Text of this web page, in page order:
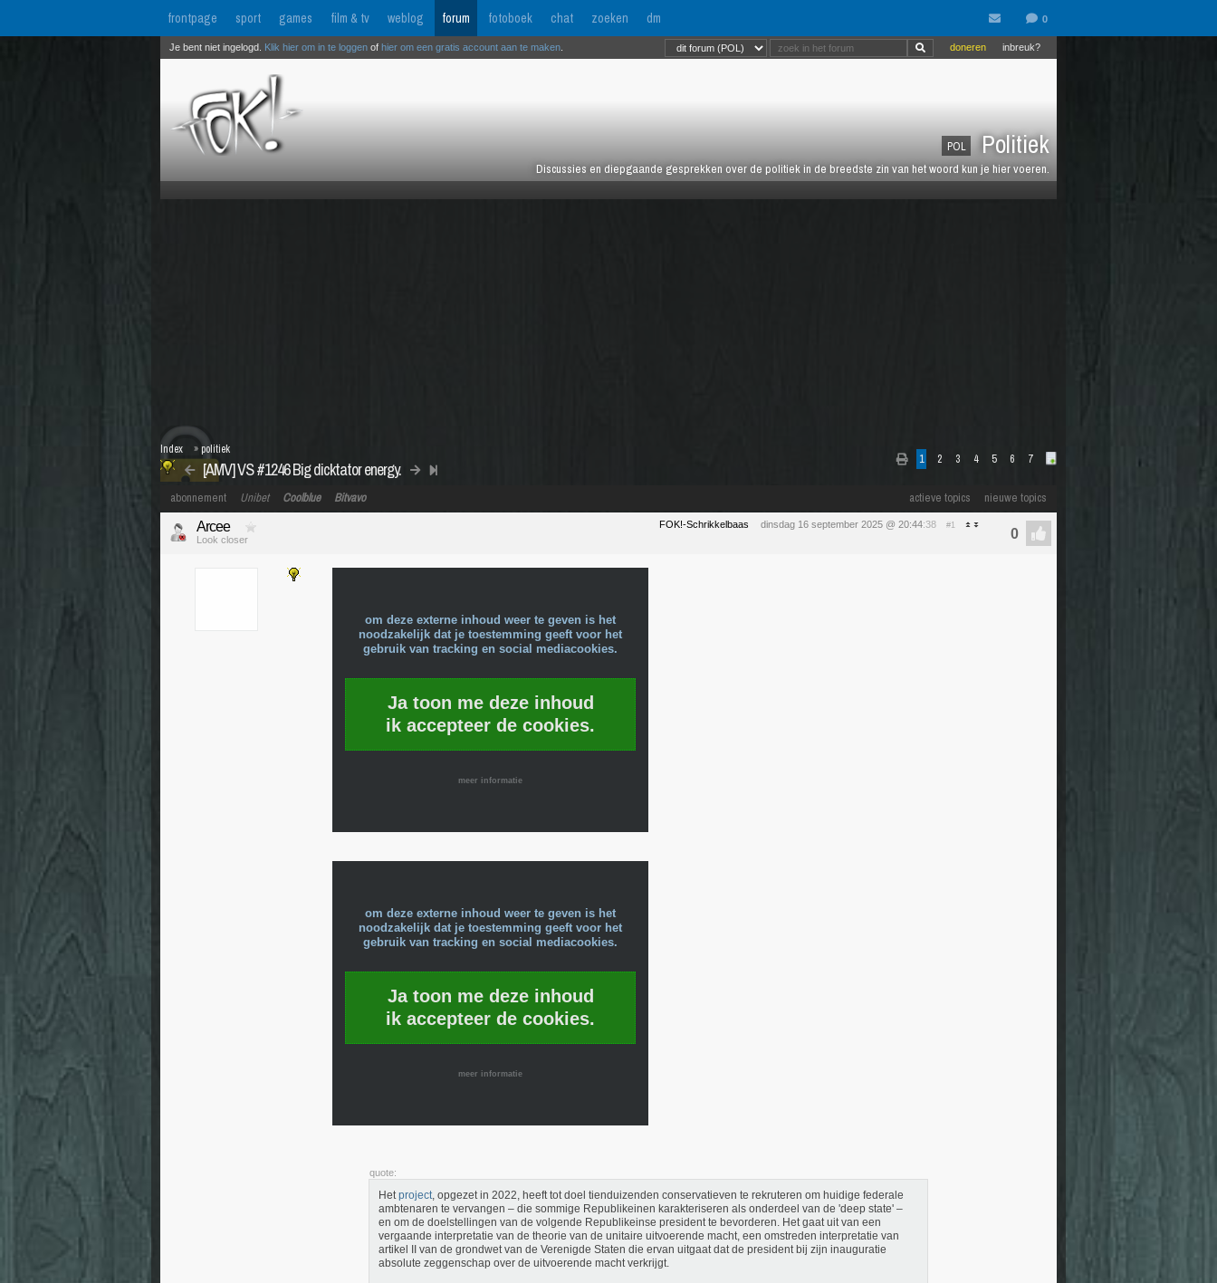
frontpage sport games film & tv weblog forum fotoboek chat zoeken dm
POL Politiek
Discussies en diepgaande gesprekken over de politiek in de breedste zin van het woord kun je hier voeren.
inbreuk?
doneren
Je bent niet ingelogd. Klik hier om in te loggen of hier om een gratis account aan te maken
1 2 3 4 5 6 7
[AMV] VS #1246 Big dicktator energy.
Index » politiek
actieve topics nieuwe topics
abonnement Unibet Coolblue Bitvavo
FOK!-Schrikkelbaas dinsdag 16 september 2025 @ 20:44:38 #1
Arcee
Look closer
om deze externe inhoud weer te geven is het
noodzakelijk dat je toestemming geeft voor het
gebruik van tracking en social mediacookies.
Ja toon me deze inhoud
ik accepteer de cookies.
meer informatie
om deze externe inhoud weer te geven is het
noodzakelijk dat je toestemming geeft voor het
gebruik van tracking en social mediacookies.
Ja toon me deze inhoud
ik accepteer de cookies.
meer informatie
quote:
Hetproject, opgezet in 2022, heeft tot doel tienduizenden conservatieven te rekruteren om huidige federale
ambtenaren te vervangen – die sommige Republikeinen karakteriseren als onderdeel van de 'deep state' –
en om de doelstellingen van de volgende Republikeinse president te bevorderen. Het gaat uit van een
vergaande interpretatie van de theorie van de unitaire uitvoerende macht, een omstreden interpretatie van
artikel II van de grondwet van de Verenigde Staten die ervan uitgaat dat de president bij zijn inauguratie
absolute zeggenschap over de uitvoerende macht verkrijgt.